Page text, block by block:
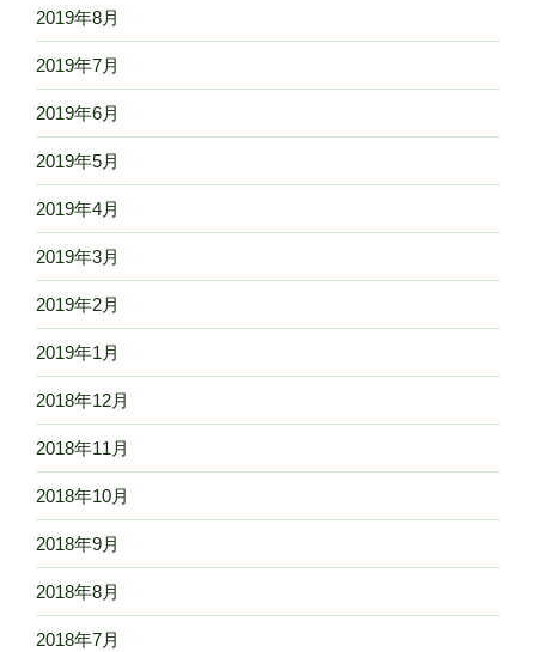
2019年8月
2019年7月
2019年6月
2019年5月
2019年4月
2019年3月
2019年2月
2019年1月
2018年12月
2018年11月
2018年10月
2018年9月
2018年8月
2018年7月